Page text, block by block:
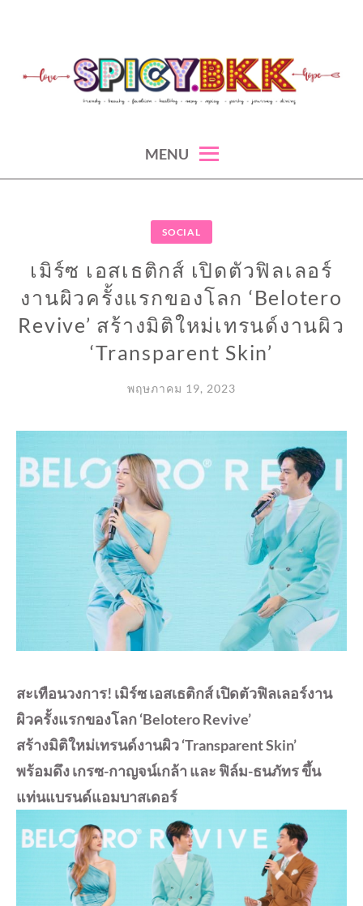
content
MENU
SOCIAL
เมิร์ซ เอสเธติกส์ เปิดตัวฟิลเลอร์
งานผิวครั้งแรกของโลก ‘Belotero
Revive’ สร้างมิติใหม่เทรนด์งานผิว
‘Transparent Skin’
พฤษภาคม 19, 2023
สะเทือน​วงการ! เมิร์ซ เอสเธติกส์ เปิดตัวฟิลเลอร์งาน
ผิวครั้งแรกของโลก ‘Belotero Revive’
สร้างมิติใหม่เทรนด์งานผิว ‘Transparent Skin’
พร้อมดึง เกรซ-กาญจน์เกล้า และ ฟิล์ม-ธนภัทร ขึ้น
แท่นแบรนด์แอมบาสเดอร์